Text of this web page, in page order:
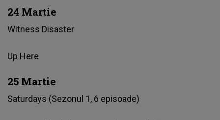
24 Martie
Witness Disaster
Up Here
25 Martie
Saturdays (Sezonul 1, 6 episoade)